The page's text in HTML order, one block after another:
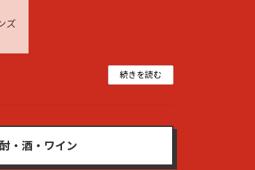
ズ
続きを読む
・酒・ワイン